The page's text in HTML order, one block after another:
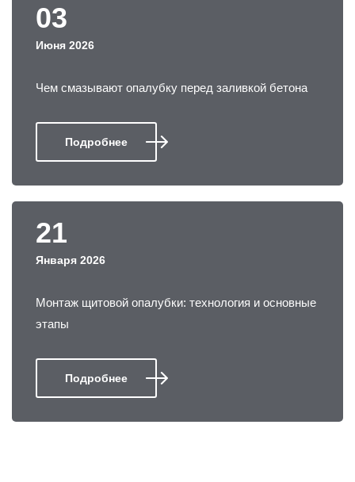
03
Июня 2026
Чем смазывают опалубку перед заливкой бетона
Подробнее
21
Января 2026
Монтаж щитовой опалубки: технология и основные
этапы
Подробнее